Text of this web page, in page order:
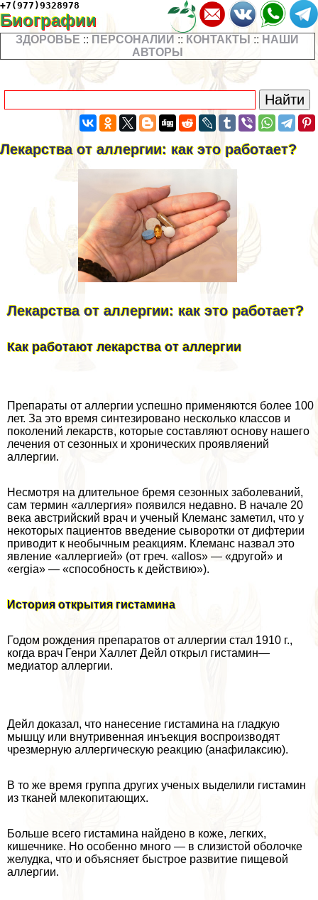
+7(977)9328978
Биографии
ЗДОРОВЬЕ :: ПЕРСОНАЛИИ :: КОНТАКТЫ :: НАШИ
АВТОРЫ
Лекарства от аллергии: как это работает?
Лекарства от аллергии: как это работает?
Как работают лекарства от аллергии
Препараты от аллергии успешно применяются более 100
лет. За это время синтезировано несколько классов и
поколений лекарств, которые составляют основу нашего
лечения от сезонных и хронических проявляений
аллергии.
Несмотря на длительное бремя сезонных заболеваний,
сам термин «аллергия» появился недавно. В начале 20
века австрийский врач и ученый Клеманс заметил, что у
некоторых пациентов введение сыворотки от дифтерии
приводит к необычным реакциям. Клеманс назвал это
явление «аллергией» (от греч. «allos» — «другой» и
«ergia» — «способность к действию»).
История открытия гистамина
Годом рождения препаратов от аллергии стал 1910 г.,
когда врач Генри Халлет Дейл открыл гистамин—
медиатор аллергии.
Дейл доказал, что нанесение гистамина на гладкую
мышцу или внутривенная инъекция воспроизводят
чрезмерную аллергическую реакцию (анафилаксию).
В то же время группа других ученых выделили гистамин
из тканей млекопитающих.
Больше всего гистамина найдено в коже, легких,
кишечнике. Но особенно много — в слизистой оболочке
желудка, что и объясняет быстрое развитие пищевой
аллергии.